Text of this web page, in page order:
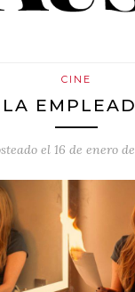
CINE
LA
el 16 de enero